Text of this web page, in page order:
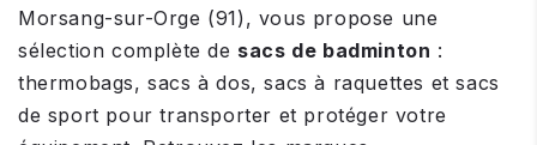
Morsang-sur-Orge (91), vous propose une
sélection complète de sacs de badminton :
thermobags, sacs à dos, sacs à raquettes et sacs
de sport pour transporter et protéger votre